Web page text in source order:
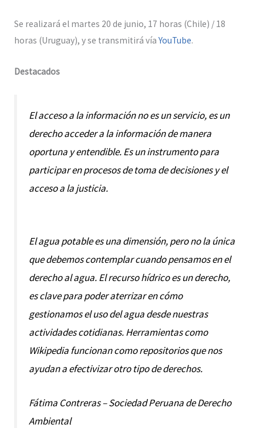
Se realizará el martes 20 de junio, 17 horas (Chile) / 18
horas (Uruguay), y se transmitirá vía YouTube.
Destacados
El acceso a la información no es un servicio, es un
derecho acceder a la información de manera
oportuna y entendible. Es un instrumento para
participar en procesos de toma de decisiones y el
acceso a la justicia.
El agua potable es una dimensión, pero no la única
que debemos contemplar cuando pensamos en el
derecho al agua. El recurso hídrico es un derecho,
es clave para poder aterrizar en cómo
gestionamos el uso del agua desde nuestras
actividades cotidianas. Herramientas como
Wikipedia funcionan como repositorios que nos
ayudan a efectivizar otro tipo de derechos.
Fátima Contreras – Sociedad Peruana de Derecho
Ambiental